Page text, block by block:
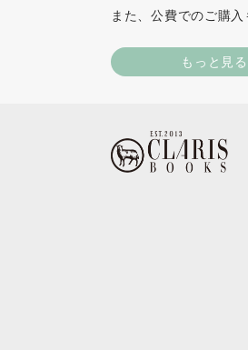
また、公費でのご購入
もっと見る